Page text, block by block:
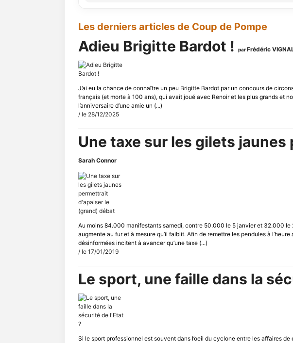
Les derniers articles de Coup de Pompe
Adieu Brigitte Bardot ! parFrédéric
J’ai eu la chance de connaître un peu Brigitte Bardot par un concours de
français (et morte à 100 ans), qui avait joué avec Renoir et les plus grands et
l’anniversaire d’une amie un (...)
/ le 28/12/2025
Une taxe sur les gilets
Sarah Connor
Au moins 84.000 manifestants samedi, contre 50.000 le 5 janvier et 32.000
augmente au fur et à mesure qu’il faiblit. Afin de remettre les pendules à
désinformées incitent à avancer qu’une taxe (...)
/ le 17/01/2019
Le sport, une faille dans la
Si le sport professionnel est souvent dans l’oeil du cyclone entre les affaires